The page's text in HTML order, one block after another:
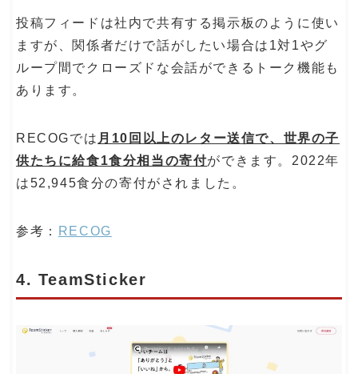
投稿フィードは社内で共有する掲示板のように使い
ますが、関係者だけで話がしたい場合は1対1やグ
ループ間でクローズドな会話ができるトーク機能も
あります。
RECOGでは 月10回以上のレター送信で、世界の子
供たちに給食1食分相当の寄付ができます。2022年
は52,945食分の寄付がされました。
参考： RECOG
4. TeamSticker